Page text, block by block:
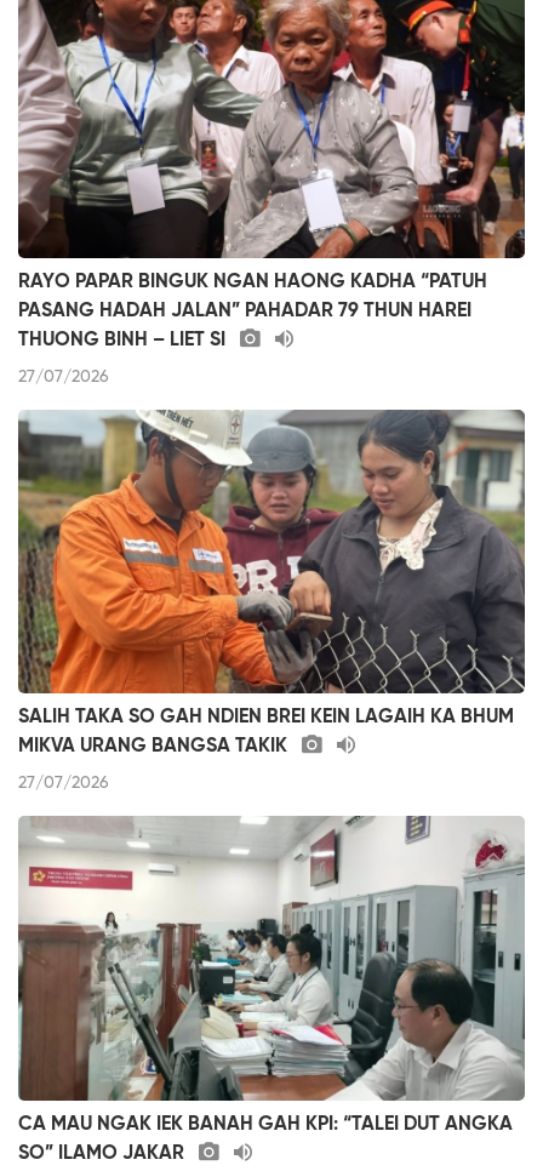
RAYO PAPAR BINGUK NGAN HAONG KADHA “PATUH
PASANG HADAH JALAN” PAHADAR 79 THUN HAREI
THUONG BINH – LIET SI
27/07/2026
SALIH TAKA SO GAH NDIEN BREI KEIN LAGAIH KA BHUM
MIKVA URANG BANGSA TAKIK
27/07/2026
CA MAU NGAK IEK BANAH GAH KPI: “TALEI DUT ANGKA
SO” ILAMO JAKAR